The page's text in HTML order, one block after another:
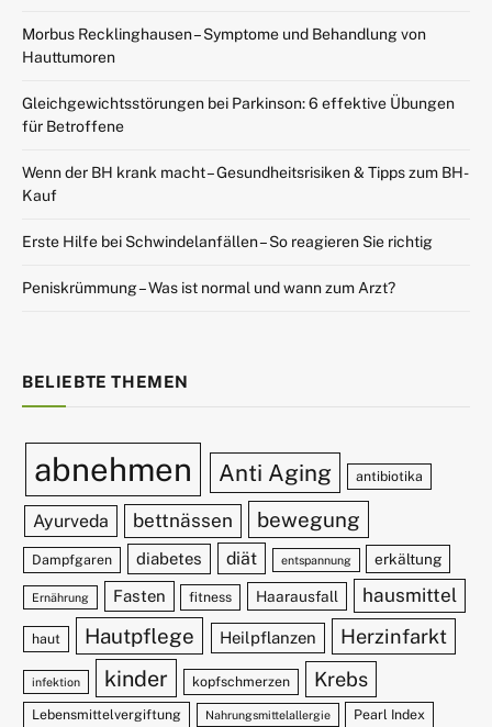
Morbus Recklinghausen – Symptome und Behandlung von
Hauttumoren
Gleichgewichtsstörungen bei Parkinson: 6 effektive Übungen
für Betroffene
Wenn der BH krank macht – Gesundheitsrisiken & Tipps zum BH-
Kauf
Erste Hilfe bei Schwindelanfällen – So reagieren Sie richtig
Peniskrümmung – Was ist normal und wann zum Arzt?
BELIEBTE THEMEN
abnehmen Anti Aging antibiotika
Ayurveda bettnässen bewegung
Dampfgaren diabetes diät entspannung erkältung
Ernährung Fasten fitness Haarausfall hausmittel
haut Hautpflege Heilpflanzen Herzinfarkt
infektion kinder kopfschmerzen Krebs
Lebensmittelvergiftung Nahrungsmittelallergie Pearl Index